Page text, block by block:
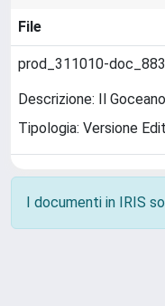
File
prod_311010-
Descrizione: Il
Tipologia: Versione
I documenti in IRIS